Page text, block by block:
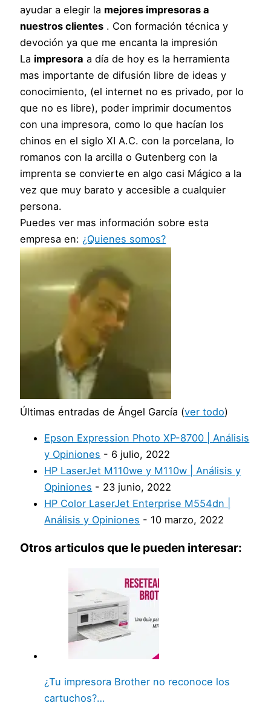
ayudar a elegir la mejores impresoras a
nuestros clientes . Con formación técnica y
devoción ya que me encanta la impresión
La impresora a día de hoy es la herramienta
mas importante de difusión libre de ideas y
conocimiento, (el internet no es privado, por lo
que no es libre), poder imprimir documentos
con una impresora, como lo que hacían los
chinos en el siglo XI A.C. con la porcelana, lo
romanos con la arcilla o Gutenberg con la
imprenta se convierte en algo casi Mágico a la
vez que muy barato y accesible a cualquier
persona.
Puedes ver mas información sobre esta
empresa en: ¿Quienes somos?
Últimas entradas de Ángel García (ver todo)
Epson Expression Photo XP-8700 | Análisis
y Opiniones - 6 julio, 2022
HP LaserJet M110we y M110w | Análisis y
Opiniones - 23 junio, 2022
HP Color LaserJet Enterprise M554dn |
Análisis y Opiniones - 10 marzo, 2022
Otros articulos que le pueden interesar:
¿Tu impresora Brother no reconoce los
cartuchos?…